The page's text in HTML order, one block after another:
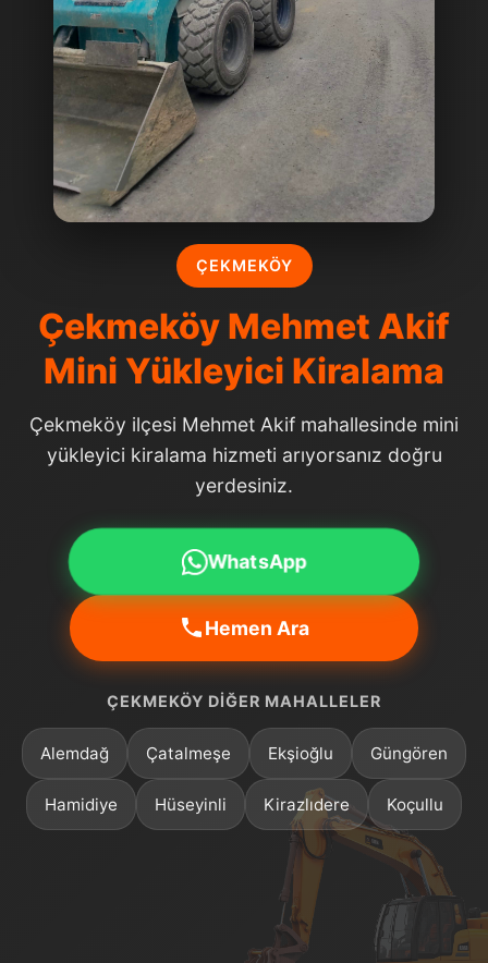
ÇEKMEKÖY
Çekmeköy Mehmet Akif
Mini Yükleyici Kiralama
Çekmeköy ilçesi Mehmet Akif mahallesinde mini
yükleyici kiralama hizmeti arıyorsanız doğru
yerdesiniz.
WhatsApp
Hemen Ara
ÇEKMEKÖY DIĞER MAHALLELER
Alemdağ Çatalmeşe Ekşioğlu Güngören
Hamidiye Hüseyinli Kirazlıdere Koçullu